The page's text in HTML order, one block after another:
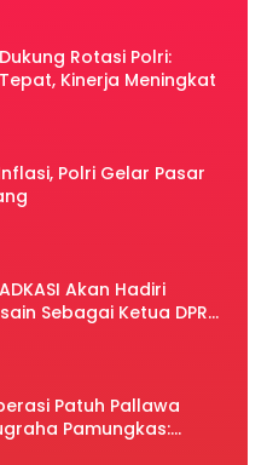
Rotasi Polri:
Kinerja Meningkat
Polri Gelar Pasar
Akan Hadiri
Sebagai Ketua DPRD
Patuh Pallawa
Pamungkas:
Keselamatan Jadi